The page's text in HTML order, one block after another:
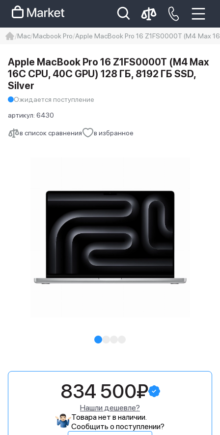
Iphone 14 pro max
айфон 14
Mac Macbook Pro Apple MacBook Pro 16 Z1FS0000T (M4 Max
в список сравнения в избранное
Apple MacBook Pro 16 Z1FS0000T (M4 Max
16C CPU, 40C GPU) 128 ГБ, 8192 ГБ SSD,
Silver
Ожидается поступление
артикул: 6430
834 500₽
Нашли дешевле?
Товара нет в наличии.
Сообщить о поступлении?